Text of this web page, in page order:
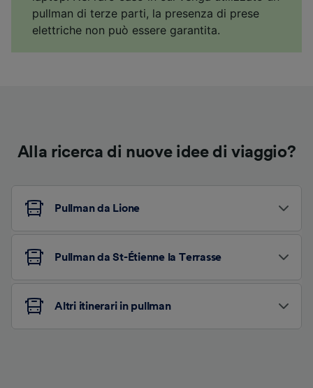
pullman di terze parti, la presenza di prese
elettriche non può essere garantita.
Alla ricerca di nuove idee di viaggio?
Pullman da Lione
Pullman da St-Étienne la Terrasse
Altri itinerari in pullman